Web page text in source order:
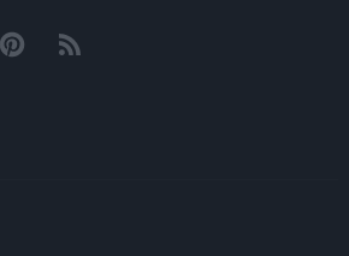
PinterestRSS feeds